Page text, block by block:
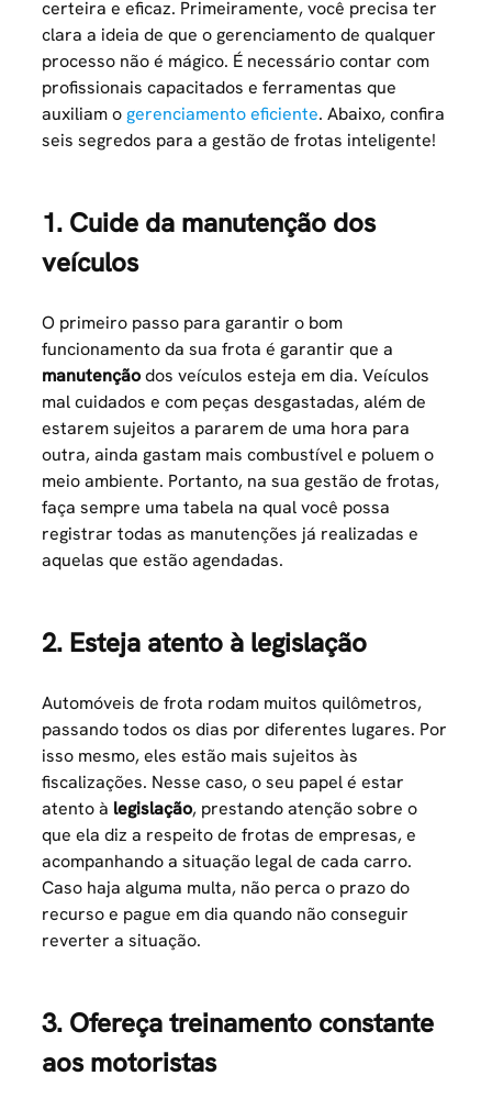
certeira e eficaz. Primeiramente, você precisa ter
clara a ideia de que o gerenciamento de qualquer
processo não é mágico. É necessário contar com
profissionais capacitados e ferramentas que
auxiliam o gerenciamento eficiente. Abaixo, confira
seis segredos para a gestão de frotas inteligente!
1. Cuide da manutenção dos
veículos
O primeiro passo para garantir o bom
funcionamento da sua frota é garantir que a
manutençãodos veículos esteja em dia. Veículos
mal cuidados e com peças desgastadas, além de
estarem sujeitos a pararem de uma hora para
outra, ainda gastam mais combustível e poluem o
meio ambiente. Portanto, na sua gestão de frotas,
faça sempre uma tabela na qual você possa
registrar todas as manutenções já realizadas e
aquelas que estão agendadas.
2. Esteja atento à legislação
Automóveis de frota rodam muitos quilômetros,
passando todos os dias por diferentes lugares. Por
isso mesmo, eles estão mais sujeitos às
fiscalizações. Nesse caso, o seu papel é estar
atento à legislação, prestando atenção sobre o
que ela diz a respeito de frotas de empresas, e
acompanhando a situação legal de cada carro.
Caso haja alguma multa, não perca o prazo do
recurso e pague em dia quando não conseguir
reverter a situação.
3. Ofereça treinamento constante
aos motoristas